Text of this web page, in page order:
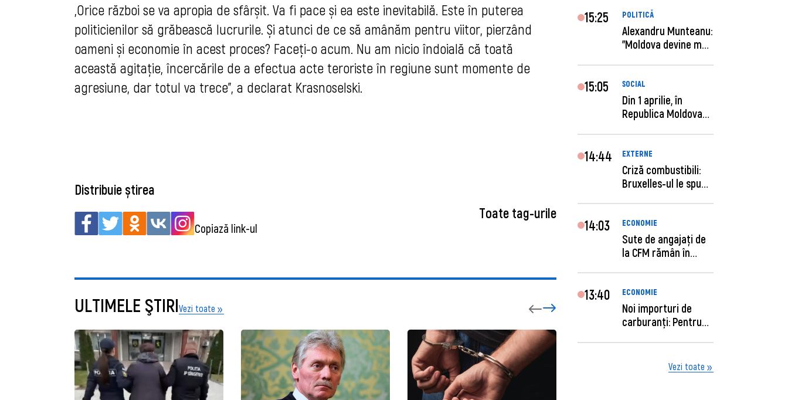
„Orice război se va apropia de sfârșit. Va fi pace și ea este inevitabilă. Este în puterea
politicienilor să grăbească lucrurile. Și atunci de ce să amânăm pentru viitor, pierzând
oameni și economie în acest proces? Faceți-o acum. Nu am nicio îndoială că toată
această agitație, încercările de a efectua acte teroriste în regiune sunt momente de
agresiune, dar totul va trece”, a declarat Krasnoselski.
Distribuie știrea
Copiază link-ul
Toate tag-urile
ULTIMELE ŞTIRIVezi toate
15:25 POLITICĂ
Alexandru Munteanu:
"Moldova devine mai
15:05 SOCIAL
Din 1 aprilie, în
Republica Moldova
14:44 EXTERNE
Criză combustibili:
Bruxelles-ul le spune
14:03 ECONOMIE
Sute de angajaţi de
la CFM rămân în
13:40 ECONOMIE
Noi importuri de
carburanți: Pentru
Vezi toate